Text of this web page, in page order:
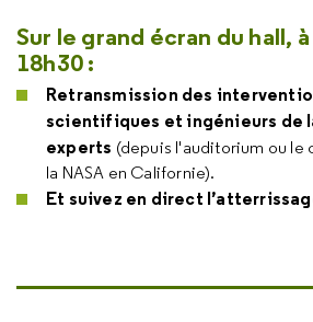
Sur le grand écran du hall,
18h30 :
Retransmission des
scientifiques et ingénieurs de
experts (depuis l'auditorium ou le
la NASA en Californie).
Et suivez en direct